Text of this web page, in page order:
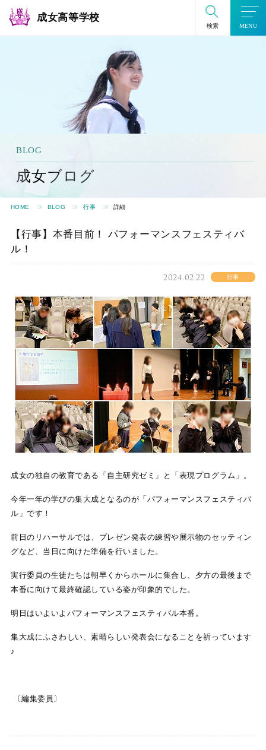
成女高等学校
検索 MENU
BLOG
成女ブログ
HOME BLOG 行事 詳細
【行事】本番目前！ パフォーマンスフェスティバ
ル！
2024.02.22 行事
成女の独自の教育である「自主研究ゼミ」と「表現プログラム」。
今年一年の学びの集大成となるのが「パフォーマンスフェスティバ
ル」です！
前日のリハーサルでは、プレゼン発表の練習や展示物のセッティン
グなど、当日に向けた準備を行いました。
実行委員の生徒たちは朝早くからホールに集合し、夕方の最後まで
本番に向けて最終確認している姿が印象的でした。
明日はいよいよパフォーマンスフェスティバル本番。
集大成にふさわしい、素晴らしい発表会になることを祈っています
♪
〔編集委員〕